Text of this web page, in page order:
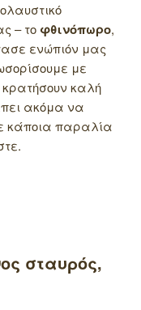
– το φθινόπωρο,
ενώπιόν μας
με
καλή
ακόμα να
κάποια παραλία
σταυρός,